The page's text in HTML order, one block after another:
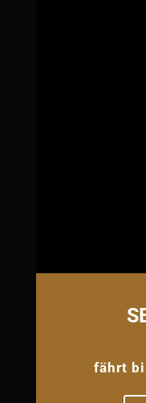
fährt